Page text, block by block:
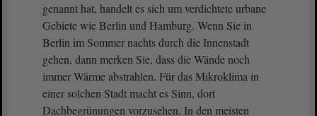
genannt hat, handelt es sich um verdichtete urbane
Gebiete wie Berlin und Hamburg. Wenn Sie in
Berlin im Sommer nachts durch die Innenstadt
gehen, dann merken Sie, dass die Wände noch
immer Wärme abstrahlen. Für das Mikroklima in
einer solchen Stadt macht es Sinn, dort
Dachbegrünungen vorzusehen. In den meisten